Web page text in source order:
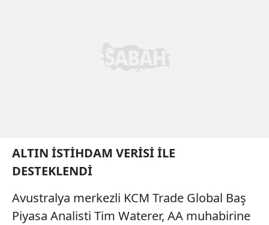
ALTIN İSTİHDAM VERİSİ İLE
DESTEKLENDİ
Avustralya merkezli KCM Trade Global Baş
Piyasa Analisti Tim Waterer, AA muhabirine